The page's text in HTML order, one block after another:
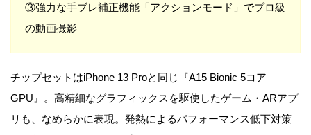
③強力な手ブレ補正機能「アクションモード」でプロ級
の動画撮影
チップセットはiPhone 13 Proと同じ『A15 Bionic 5コア
GPU』。高精細なグラフィックスを駆使したゲーム・ARアプ
リも、なめらかに表現。発熱によるパフォーマンス低下対策